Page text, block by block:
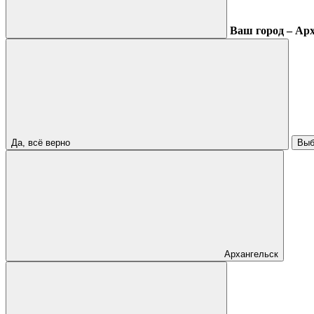
Ваш город –
Да, всё верно
Архангельск